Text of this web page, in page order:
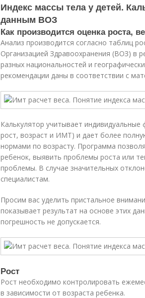
Индекс массы тела у детей.
данным ВОЗ
Как производится оценка роста,
Анализ производится согласно таблиц
Организацией Здравоохранения (ВОЗ) в
разных национальностей и
рекомендации даны в соответствии с
Калькулятор учитывает индивидуальные
рост, возраст и ИМТ) и дает более
нормами по возрасту. Программа
ребенок, выявить проблемы роста или
проблемы. В случае значительных
специалистам.
Просим вас уделить пристальное
показывает результат на основе этих
погрешность не допускается.
Рост
Рост необходимо контролировать
в зависимости от возраста ребенка.